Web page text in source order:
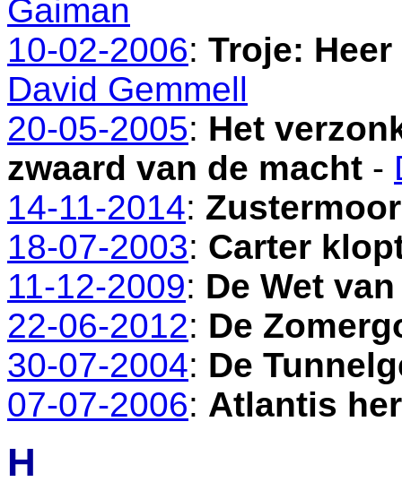
Gaiman
10-02-2006: Troje:
David Gemmell
20-05-2005: Het
zwaard van de macht -
14-11-2014:
18-07-2003: Carter
11-12-2009: De Wet
22-06-2012: De
30-07-2004: De
07-07-2006: Atlantis
H